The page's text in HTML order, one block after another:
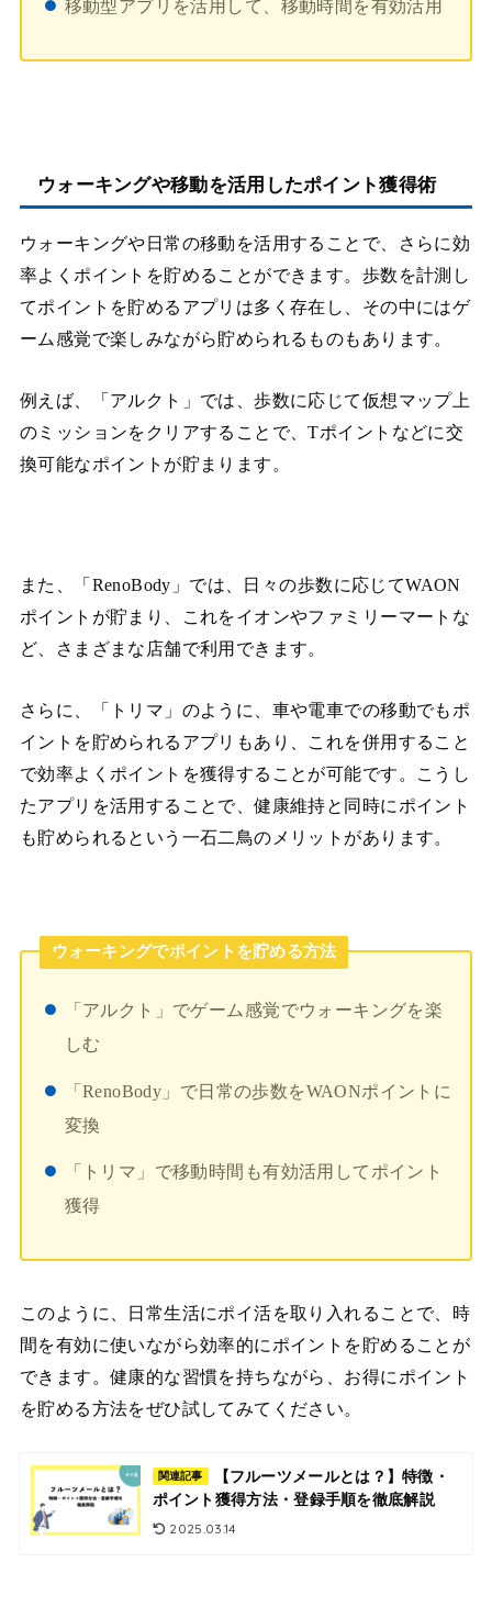
移動型アプリを活用して、移動時間を有効活用
ウォーキングや移動を活用したポイント獲得術
ウォーキングや日常の移動を活用することで、さらに効
率よくポイントを貯めることができます。歩数を計測し
てポイントを貯めるアプリは多く存在し、その中にはゲ
ーム感覚で楽しみながら貯められるものもあります。
例えば、「アルクト」では、歩数に応じて仮想マップ上
のミッションをクリアすることで、Tポイントなどに交
換可能なポイントが貯まります。
また、「RenoBody」では、日々の歩数に応じてWAON
ポイントが貯まり、これをイオンやファミリーマートな
ど、さまざまな店舗で利用できます。
さらに、「トリマ」のように、車や電車での移動でもポ
イントを貯められるアプリもあり、これを併用すること
で効率よくポイントを獲得することが可能です。こうし
たアプリを活用することで、健康維持と同時にポイント
も貯められるという一石二鳥のメリットがあります。
ウォーキングでポイントを貯める方法
「アルクト」でゲーム感覚でウォーキングを楽
しむ
「RenoBody」で日常の歩数をWAONポイントに
変換
「トリマ」で移動時間も有効活用してポイント
獲得
このように、日常生活にポイ活を取り入れることで、時
間を有効に使いながら効率的にポイントを貯めることが
できます。健康的な習慣を持ちながら、お得にポイント
を貯める方法をぜひ試してみてください。
関連記事
【フルーツメールとは？】特徴・
ポイント獲得方法・登録手順を徹底解説
2025.03.14